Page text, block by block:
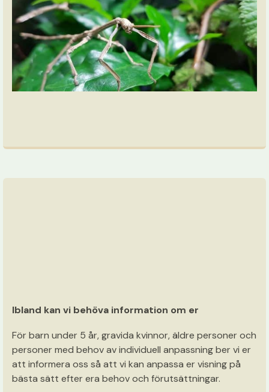
Ibland kan vi behöva information om er
För barn under 5 år, gravida kvinnor, äldre personer och
personer med behov av individuell anpassning ber vi er
att informera oss så att vi kan anpassa er visning på
bästa sätt efter era behov och förutsättningar.